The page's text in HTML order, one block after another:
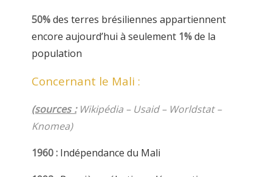
50%des terres brésiliennes appartiennent
encore aujourd’hui à seulement 1%de la
population
Concernant le Mali :
(sources :Wikipédia – Usaid – Worldstat –
Knomea)
1960 : Indépendance du Mali